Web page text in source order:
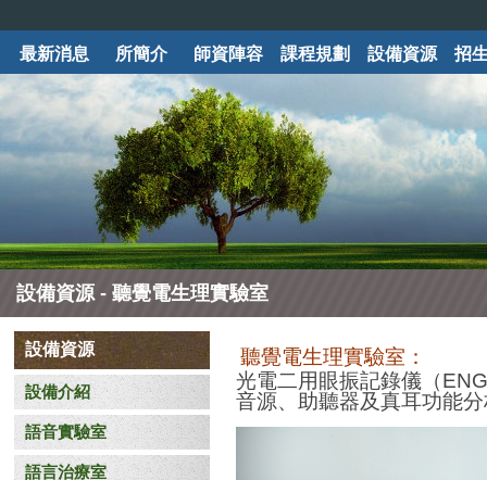
最新消息 所簡介 師資陣容 課程規劃 設備資源 招
設備資源 - 聽覺電生理實驗室
設備資源
設備介紹
語音實驗室
語言治療室
聽覺電生理實驗室：
光電二用眼振記錄儀（
音源、助聽器及真耳功能